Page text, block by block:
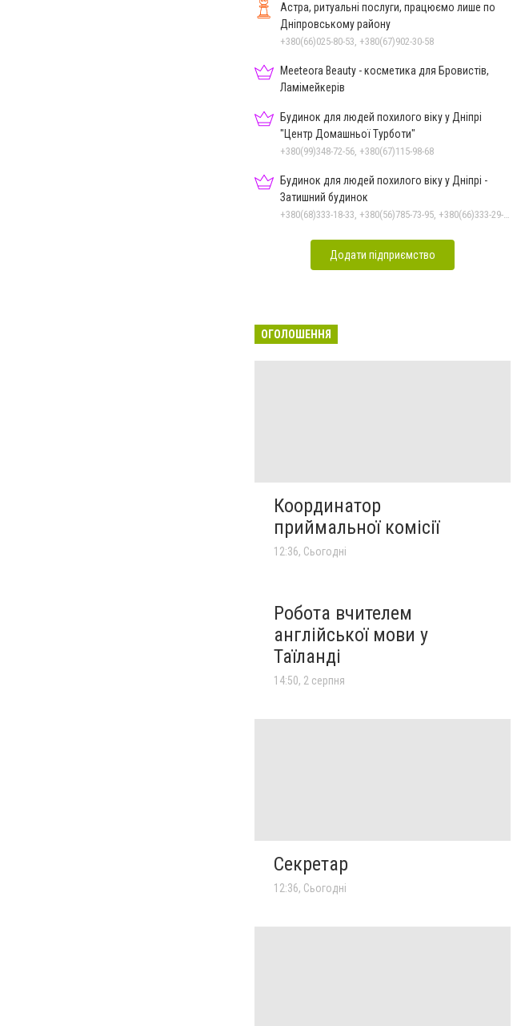
Астра, ритуальні послуги, працюємо лише по
Дніпровському району
+380(66)025-80-53, +380(67)902-30-58
Meeteora Beauty - косметика для Бровистів,
Ламімейкерів
Будинок для людей похилого віку у Дніпрі
"Центр Домашньої Турботи"
+380(99)348-72-56, +380(67)115-98-68
Будинок для людей похилого віку у Дніпрі -
Затишний будинок
Додати підприємство
ОГОЛОШЕННЯ
Координатор
приймальної комісії
12:36, Сьогодні
Робота вчителем
англійської мови у
Таїланді
14:50, 2 серпня
Секретар
12:36, Сьогодні